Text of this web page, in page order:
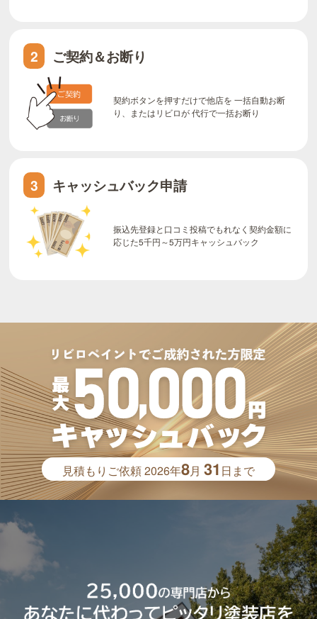
2 ご契約＆お断り
契約ボタンを押すだけで他店を 一括自動お断
り、またはリビロが 代行で一括お断り
3 キャッシュバック申請
振込先登録と口コミ投稿でもれなく契約金額に
応じた5千円～5万円キャッシュバック
見積もりご依頼2026年8月31 日まで